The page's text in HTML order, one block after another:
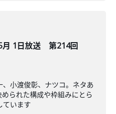
月 1日放送 第214回
小渡俊彰、ナツコ。ネタあ
られた構成や枠組みにとら
ています